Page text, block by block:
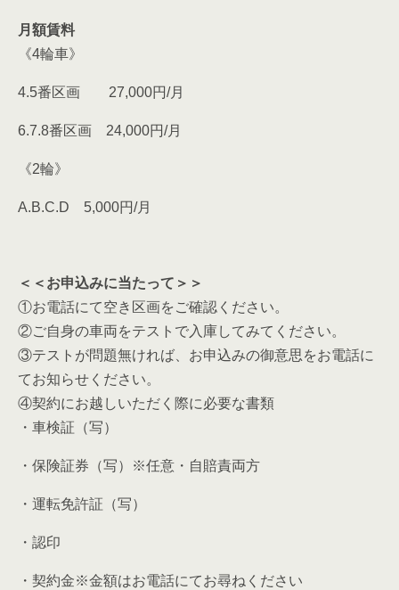
月額賃料
《4輪車》
4.5番区画 27,000円/月
6.7.8番区画 24,000円/月
《2輪》
A.B.C.D 5,000円/月
＜＜お申込みに当たって＞＞
①お電話にて空き区画をご確認ください。
②ご自身の車両をテストで入庫してみてください。
③テストが問題無ければ、お申込みの御意思をお電話に
てお知らせください。
④契約にお越しいただく際に必要な書類
・車検証（写）
・保険証券（写）※任意・自賠責両方
・運転免許証（写）
・認印
・契約金※金額はお電話にてお尋ねください